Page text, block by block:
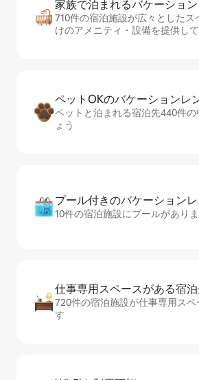
家族で泊まれるバ⁠ケ⁠ー⁠シ⁠ョ⁠
710件の宿泊施設が広々としたス
けのアメニティ・設備を提供し
ペットOKのバ⁠ケ⁠ー⁠シ⁠ョ⁠ンレ⁠
ペットと泊まれる宿泊先440件の
ょう
プール付きのバ⁠ケ⁠ー⁠シ⁠ョ⁠ン
10件の宿泊施設にプールがあり
仕事専用ス⁠ペ⁠ー⁠スがあ⁠る宿⁠
720件の宿泊施設が仕事専用スペ
す